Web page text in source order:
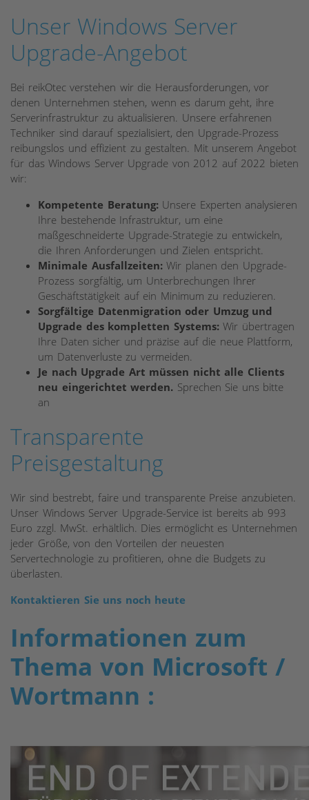
Unser Windows Server
Upgrade-Angebot
Bei reikOtec verstehen wir die Herausforderungen, vor
denen Unternehmen stehen, wenn es darum geht, ihre
Serverinfrastruktur zu aktualisieren. Unsere erfahrenen
Techniker sind darauf spezialisiert, den Upgrade-Prozess
reibungslos und effizient zu gestalten. Mit unserem Angebot
für das Windows Server Upgrade von 2012 auf 2022 bieten
wir:
Kompetente Beratung:Unsere Experten analysieren
Ihre bestehende Infrastruktur, um eine
maßgeschneiderte Upgrade-Strategie zu entwickeln,
die Ihren Anforderungen und Zielen entspricht.
Minimale Ausfallzeiten:Wir planen den Upgrade-
Prozess sorgfältig, um Unterbrechungen Ihrer
Geschäftstätigkeit auf ein Minimum zu reduzieren.
Sorgfältige Datenmigration oder Umzug und
Upgrade des kompletten Systems:Wir übertragen
Ihre Daten sicher und präzise auf die neue Plattform,
um Datenverluste zu vermeiden.
Je nach Upgrade Art müssen nicht alle Clients
neu eingerichtet werden. Sprechen Sie uns bitte
an
Transparente
Preisgestaltung
Wir sind bestrebt, faire und transparente Preise anzubieten.
Unser Windows Server Upgrade-Service ist bereits ab 993
Euro zzgl. MwSt. erhältlich. Dies ermöglicht es Unternehmen
jeder Größe, von den Vorteilen der neuesten
Servertechnologie zu profitieren, ohne die Budgets zu
überlasten.
Kontaktieren Sie uns noch heute
Informationen zum
Thema von Microsoft /
Wortmann :